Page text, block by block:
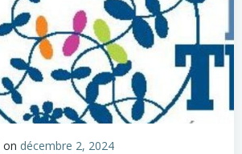
on décembre 2, 2024